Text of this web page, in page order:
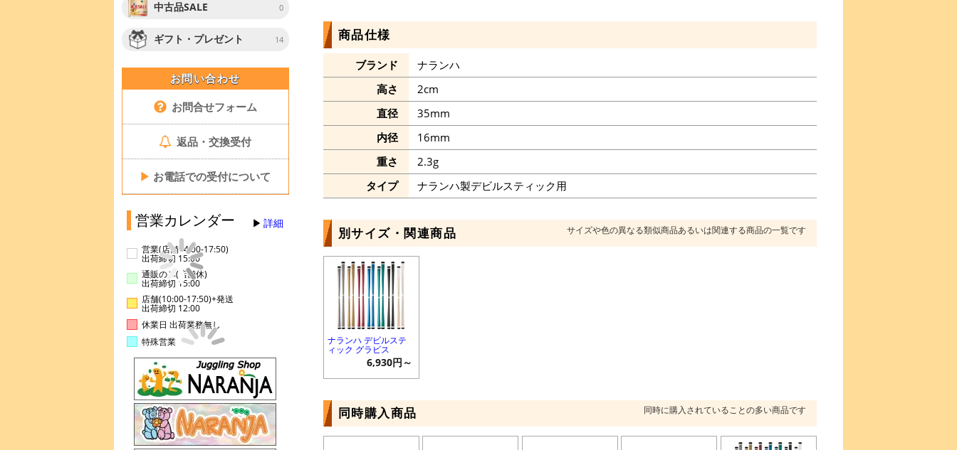
中古品SALE 0
ギフト・プレゼント 14
お問い合わせ
お問合せフォーム
返品・交換受付
▶ お電話での受付について
営業カレンダー 詳細
営業(店舗14:00-17:50)
出荷締切 15:00
通販のみ(店舗休)
出荷締切 15:00
店舗(10:00-17:50)+発送
出荷締切 12:00
休業日 出荷業務無し
特殊営業
商品仕様
ブランド
ナランハ
高さ
2cm
直径
35mm
内径
16mm
重さ
2.3g
タイプ
ナランハ製デビルスティック用
別サイズ・関連商品 サイズや色の異なる類似商品あるいは関連する商品の一覧です
ナランハ デビルステ
ィック グラビス
6,930円～
同時購入商品 同時に購入されていることの多い商品です